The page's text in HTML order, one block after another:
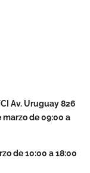
Av. Uruguay 826
marzo de 09:00 a
de 10:00 a 18:00